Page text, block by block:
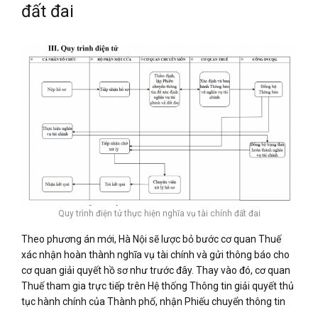
đất đai
Quy trình điện tử thực hiện nghĩa vụ tài chính đất đai
Theo phương án mới, Hà Nội sẽ lược bỏ bước cơ quan Thuế
xác nhận hoàn thành nghĩa vụ tài chính và gửi thông báo cho
cơ quan giải quyết hồ sơ như trước đây. Thay vào đó, cơ quan
Thuế tham gia trực tiếp trên Hệ thống Thông tin giải quyết thủ
tục hành chính của Thành phố, nhận Phiếu chuyển thông tin